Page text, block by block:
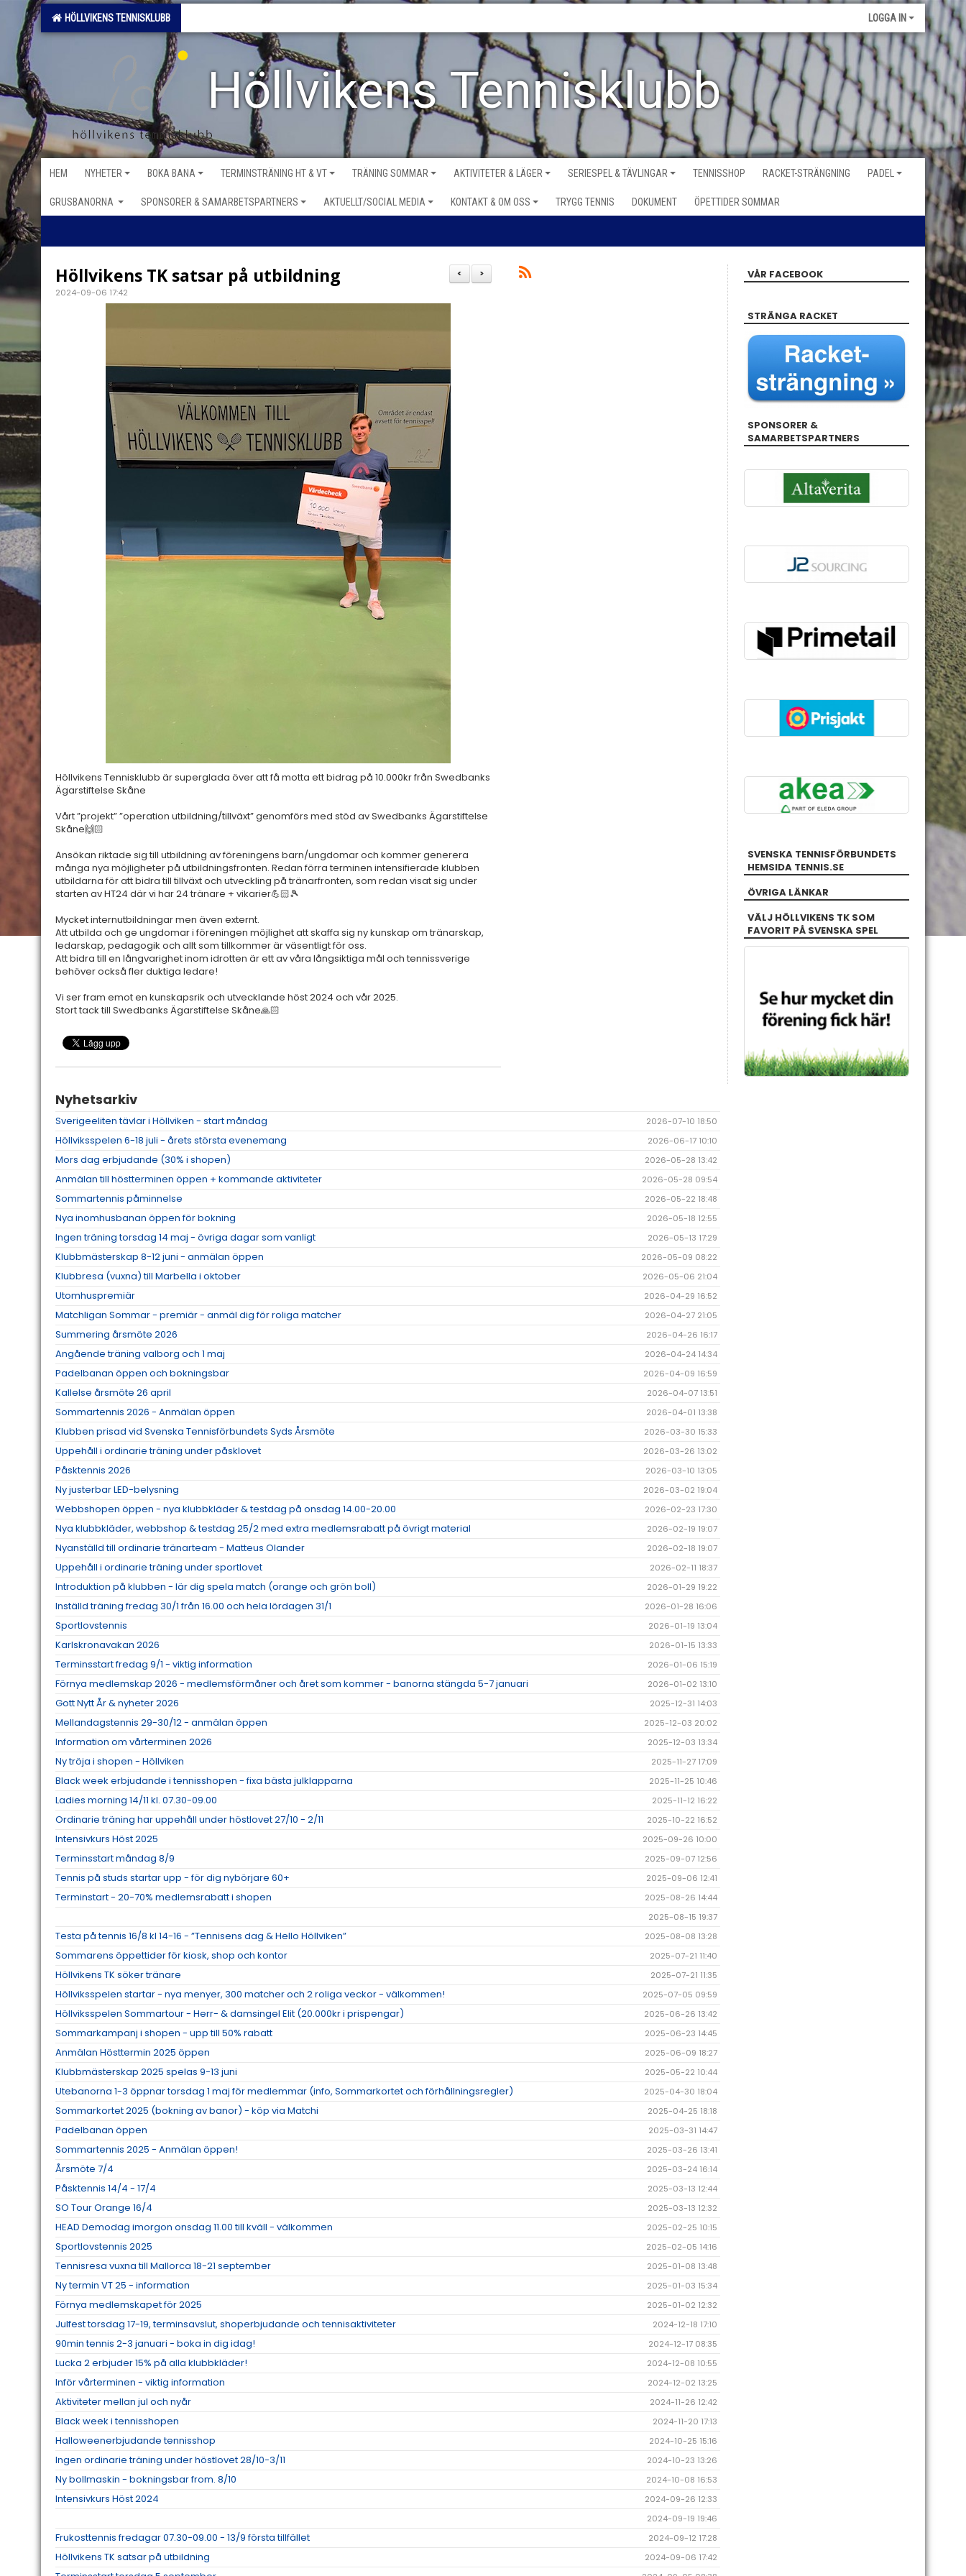
HÖLLVIKENS TENNISKLUBB LOGGA IN
Höllvikens Tennisklubb
HEM NYHETER BOKA BANA TERMINSTRÄNING HT & VT TRÄNING SOMMAR AKTIVITETER & LÄGER SERIESPEL & TÄVLINGAR TENNISSHOP RACKET-STRÄNGNING PADEL
GRUSBANORNA SPONSORER & SAMARBETSPARTNERS AKTUELLT/SOCIAL MEDIA KONTAKT & OM OSS TRYGG TENNIS DOKUMENT ÖPETTIDER SOMMAR
>
<
Höllvikens TK satsar på utbildning
2024-09-06 17:42
Höllvikens Tennisklubb är superglada över att få motta ett bidrag på 10.000kr från Swedbanks
Ägarstiftelse Skåne
Vårt ”projekt” ”operation utbildning/tillväxt” genomförs med stöd av Swedbanks Ägarstiftelse
Skåne🙌🏻
Ansökan riktade sig till utbildning av föreningens barn/ungdomar och kommer generera
många nya möjligheter på utbildningsfronten. Redan förra terminen intensifierade klubben
utbildarna för att bidra till tillväxt och utveckling på tränarfronten, som redan visat sig under
starten av HT24 där vi har 24 tränare + vikarier💪🏻🎾
Mycket internutbildningar men även externt.
Att utbilda och ge ungdomar i föreningen möjlighet att skaffa sig ny kunskap om tränarskap,
ledarskap, pedagogik och allt som tillkommer är väsentligt för oss.
Att bidra till en långvarighet inom idrotten är ett av våra långsiktiga mål och tennissverige
behöver också fler duktiga ledare!
Vi ser fram emot en kunskapsrik och utvecklande höst 2024 och vår 2025.
Stort tack till Swedbanks Ägarstiftelse Skåne🙏🏻
Nyhetsarkiv
Sverigeeliten tävlar i Höllviken - start måndag 2026-07-10 18:50
Höllviksspelen 6-18 juli - årets största evenemang 2026-06-17 10:10
Mors dag erbjudande (30% i shopen) 2026-05-28 13:42
Anmälan till höstterminen öppen + kommande aktiviteter 2026-05-28 09:54
Sommartennis påminnelse 2026-05-22 18:48
Nya inomhusbanan öppen för bokning 2026-05-18 12:55
Ingen träning torsdag 14 maj - övriga dagar som vanligt 2026-05-13 17:29
Klubbmästerskap 8-12 juni - anmälan öppen 2026-05-09 08:22
Klubbresa (vuxna) till Marbella i oktober 2026-05-06 21:04
Utomhuspremiär 2026-04-29 16:52
Matchligan Sommar - premiär - anmäl dig för roliga matcher 2026-04-27 21:05
Summering årsmöte 2026 2026-04-26 16:17
Angående träning valborg och 1 maj 2026-04-24 14:34
Padelbanan öppen och bokningsbar 2026-04-09 16:59
Kallelse årsmöte 26 april 2026-04-07 13:51
Sommartennis 2026 - Anmälan öppen 2026-04-01 13:38
Klubben prisad vid Svenska Tennisförbundets Syds Årsmöte 2026-03-30 15:33
Uppehåll i ordinarie träning under påsklovet 2026-03-26 13:02
Påsktennis 2026 2026-03-10 13:05
Ny justerbar LED-belysning 2026-03-02 19:04
Webbshopen öppen - nya klubbkläder & testdag på onsdag 14.00-20.00 2026-02-23 17:30
Nya klubbkläder, webbshop & testdag 25/2 med extra medlemsrabatt på övrigt material 2026-02-19 19:07
Nyanställd till ordinarie tränarteam - Matteus Olander 2026-02-18 19:07
Uppehåll i ordinarie träning under sportlovet 2026-02-11 18:37
Introduktion på klubben - lär dig spela match (orange och grön boll) 2026-01-29 19:22
Inställd träning fredag 30/1 från 16.00 och hela lördagen 31/1 2026-01-28 16:06
Sportlovstennis 2026-01-19 13:04
Karlskronavakan 2026 2026-01-15 13:33
Terminsstart fredag 9/1 - viktig information 2026-01-06 15:19
Förnya medlemskap 2026 - medlemsförmåner och året som kommer - banorna stängda 5-7 januari 2026-01-02 13:10
Gott Nytt År & nyheter 2026 2025-12-31 14:03
Mellandagstennis 29-30/12 - anmälan öppen 2025-12-03 20:02
Information om vårterminen 2026 2025-12-03 13:34
Ny tröja i shopen - Höllviken 2025-11-27 17:09
Black week erbjudande i tennisshopen - fixa bästa julklapparna 2025-11-25 10:46
Ladies morning 14/11 kl. 07.30-09.00 2025-11-12 16:22
Ordinarie träning har uppehåll under höstlovet 27/10 - 2/11 2025-10-22 16:52
Intensivkurs Höst 2025 2025-09-26 10:00
Terminsstart måndag 8/9 2025-09-07 12:56
Tennis på studs startar upp - för dig nybörjare 60+ 2025-09-06 12:41
Terminstart - 20-70% medlemsrabatt i shopen
2025-08-26 14:44
2025-08-15 19:37
Testa på tennis 16/8 kl 14-16 - ”Tennisens dag & Hello Höllviken” 2025-08-08 13:28
Sommarens öppettider för kiosk, shop och kontor 2025-07-21 11:40
Höllvikens TK söker tränare 2025-07-21 11:35
Höllviksspelen startar - nya menyer, 300 matcher och 2 roliga veckor - välkommen! 2025-07-05 09:59
Höllviksspelen Sommartour - Herr- & damsingel Elit (20.000kr i prispengar) 2025-06-26 13:42
Sommarkampanj i shopen - upp till 50% rabatt 2025-06-23 14:45
Anmälan Hösttermin 2025 öppen 2025-06-09 18:27
Klubbmästerskap 2025 spelas 9-13 juni 2025-05-22 10:44
Utebanorna 1-3 öppnar torsdag 1 maj för medlemmar (info, Sommarkortet och förhållningsregler) 2025-04-30 18:04
Sommarkortet 2025 (bokning av banor) - köp via Matchi 2025-04-25 18:18
Padelbanan öppen 2025-03-31 14:47
Sommartennis 2025 - Anmälan öppen! 2025-03-26 13:41
Årsmöte 7/4 2025-03-24 16:14
Påsktennis 14/4 - 17/4 2025-03-13 12:44
SO Tour Orange 16/4 2025-03-13 12:32
HEAD Demodag imorgon onsdag 11.00 till kväll - välkommen 2025-02-25 10:15
Sportlovstennis 2025 2025-02-05 14:16
Tennisresa vuxna till Mallorca 18-21 september 2025-01-08 13:48
Ny termin VT 25 - information 2025-01-03 15:34
Förnya medlemskapet för 2025 2025-01-02 12:32
Julfest torsdag 17-19, terminsavslut, shoperbjudande och tennisaktiviteter 2024-12-18 17:10
90min tennis 2-3 januari - boka in dig idag! 2024-12-17 08:35
Lucka 2 erbjuder 15% på alla klubbkläder! 2024-12-08 10:55
Inför vårterminen - viktig information 2024-12-02 13:25
Aktiviteter mellan jul och nyår 2024-11-26 12:42
Black week i tennisshopen 2024-11-20 17:13
Halloweenerbjudande tennisshop 2024-10-25 15:16
Ingen ordinarie träning under höstlovet 28/10-3/11 2024-10-23 13:26
Ny bollmaskin - bokningsbar from. 8/10 2024-10-08 16:53
Intensivkurs Höst 2024
2024-09-26 12:33
2024-09-19 19:46
Frukosttennis fredagar 07.30-09.00 - 13/9 första tillfället 2024-09-12 17:28
Höllvikens TK satsar på utbildning 2024-09-06 17:42
VÅR FACEBOOK
STRÄNGA RACKET
SPONSORER &
SAMARBETSPARTNERS
SVENSKA TENNISFÖRBUNDETS
HEMSIDA TENNIS.SE
ÖVRIGA LÄNKAR
VÄLJ HÖLLVIKENS TK SOM
FAVORIT PÅ SVENSKA SPEL